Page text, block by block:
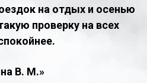
на отдых и осенью
проверку на всех
В. М.»